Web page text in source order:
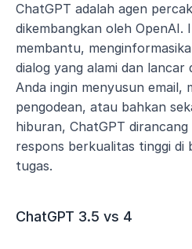
ChatGPT adalah agen
dikembangkan oleh OpenAI.
membantu,
dialog yang alami dan lancar
Anda ingin menyusun email,
pengodean, atau bahkan
hiburan, ChatGPT
respons berkualitas tinggi di
tugas.
ChatGPT 3.5 vs 4